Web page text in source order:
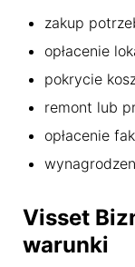
zakup
opłacenie
pokrycie
remont lub
opłacenie
Visset
warunki